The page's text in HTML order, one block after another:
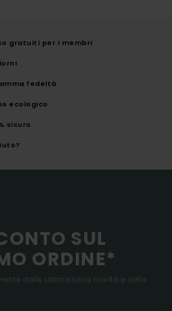
gratuiti per i membri
fedeltà
ecologico
sicuro
SUL
ORDINE*
delle ultimissime novità e delle